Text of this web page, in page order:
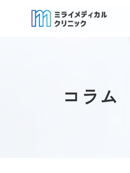
コラム